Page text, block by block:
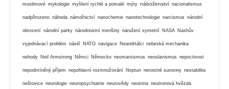
muslimové mykologie myšlení rychlé a pomalé mýty náboženství nacionalismus
nadpřirozeno náhoda námořnictví nanochemie nanotechnologie narcismus národní
obrození národní parky národnostní menšiny narušení symetrií NASA Nashův
vyjednávací problém násilí NATO navigace Neandrtálci nebeská mechanika
nehody Neil Armstrong Němci Německo neomarxismus neoslavismus nepoctivost
nepodmíněný příjem nepohlavní rozmnožování Neptun nerostné suroviny nestabilita
neštovice neurologie neuropsychiatrie neurovědy neutrina neutronová hvězda